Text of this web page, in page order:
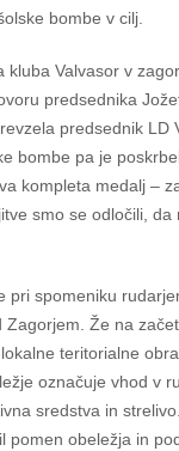
bombe v cilj.
Valvasor v
predsednika
predsednik LD
bombe pa je
kompleta medalj –
smo se odločili, da
pri spomeniku
Že na
teritorialne
označuje vhod v
sredstva in
pomen obeležja in